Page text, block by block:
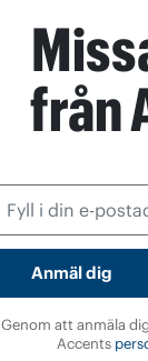
från
Genom att anmäla
Accents